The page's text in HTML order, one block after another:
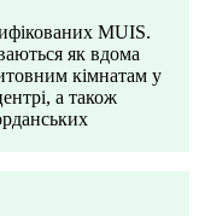
MUIS.
як вдома
кімнатам у
а також